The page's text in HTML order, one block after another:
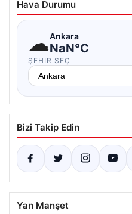
Hava Durumu
☁Ankara
NaN°C
ŞEHIR SEÇ
Bizi Takip Edin
Yan Manşet